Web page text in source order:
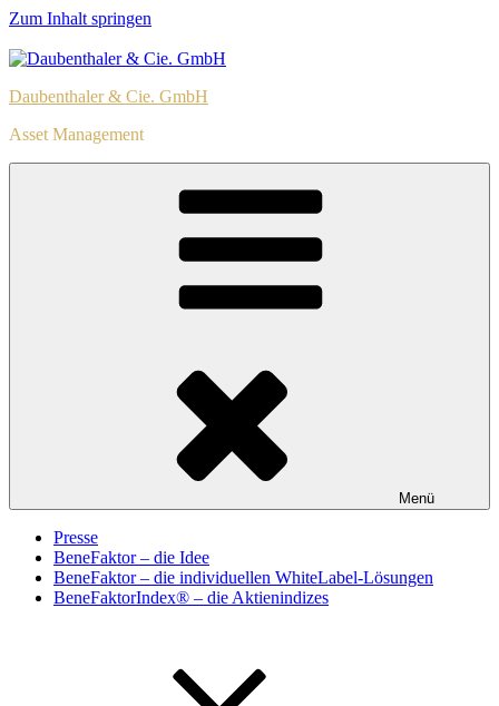
Zum Inhalt springen
Daubenthaler & Cie. GmbH
Asset Management
Menü
Presse
BeneFaktor – die Idee
BeneFaktor – die individuellen WhiteLabel-Lösungen
BeneFaktorIndex® – die Aktienindizes